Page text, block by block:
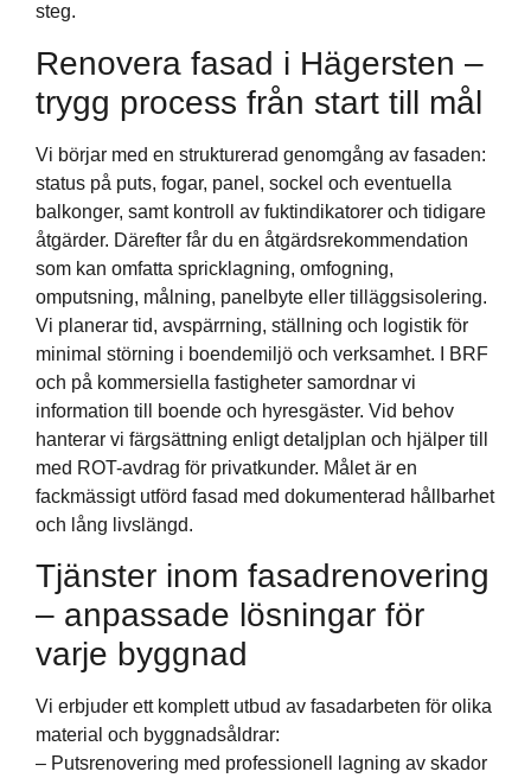
steg.
Renovera fasad i Hägersten –
trygg process från start till mål
Vi börjar med en strukturerad genomgång av fasaden:
status på puts, fogar, panel, sockel och eventuella
balkonger, samt kontroll av fuktindikatorer och tidigare
åtgärder. Därefter får du en åtgärdsrekommendation
som kan omfatta spricklagning, omfogning,
omputsning, målning, panelbyte eller tilläggsisolering.
Vi planerar tid, avspärrning, ställning och logistik för
minimal störning i boendemiljö och verksamhet. I BRF
och på kommersiella fastigheter samordnar vi
information till boende och hyresgäster. Vid behov
hanterar vi färgsättning enligt detaljplan och hjälper till
med ROT-avdrag för privatkunder. Målet är en
fackmässigt utförd fasad med dokumenterad hållbarhet
och lång livslängd.
Tjänster inom fasadrenovering
– anpassade lösningar för
varje byggnad
Vi erbjuder ett komplett utbud av fasadarbeten för olika
material och byggnadsåldrar:
– Putsrenovering med professionell lagning av skador